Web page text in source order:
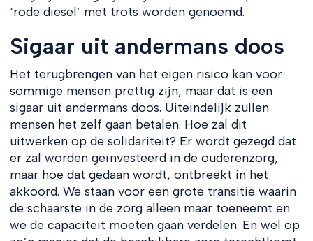
‘rode diesel’ met trots worden genoemd.
Sigaar uit andermans doos
Het terugbrengen van het eigen risico kan voor
sommige mensen prettig zijn, maar dat is een
sigaar uit andermans doos. Uiteindelijk zullen
mensen het zelf gaan betalen. Hoe zal dit
uitwerken op de solidariteit? Er wordt gezegd dat
er zal worden geïnvesteerd in de ouderenzorg,
maar hoe dat gedaan wordt, ontbreekt in het
akkoord. We staan voor een grote transitie waarin
de schaarste in de zorg alleen maar toeneemt en
we de capaciteit moeten gaan verdelen. En wel op